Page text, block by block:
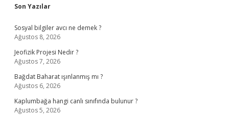
Sidebar
Son Yazılar
Sosyal bilgiler avcı ne demek ?
Ağustos 8, 2026
Jeofizik Projesi Nedir ?
Ağustos 7, 2026
Bağdat Baharat ışınlanmış mı ?
Ağustos 6, 2026
Kaplumbağa hangi canlı sınıfında bulunur ?
Ağustos 5, 2026